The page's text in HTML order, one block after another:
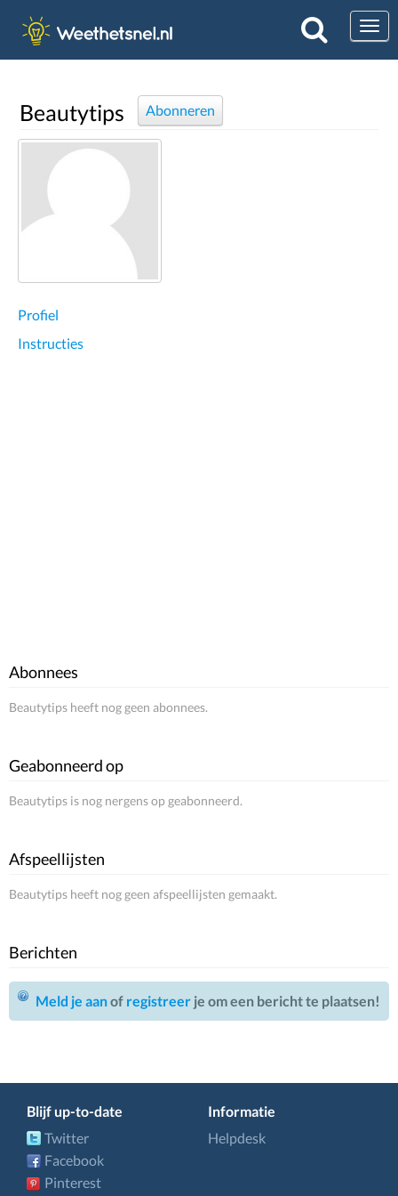
Beautytips Abonneren
Profiel
Instructies
Abonnees
Beautytips heeft nog geen abonnees.
Geabonneerd op
Beautytips is nog nergens op geabonneerd.
Afspeellijsten
Beautytips heeft nog geen afspeellijsten gemaakt.
Berichten
Meld je aanof registreer je om een bericht te plaatsen!
Blijf up-to-date
Twitter
Facebook
Pinterest
Informatie
Helpdesk